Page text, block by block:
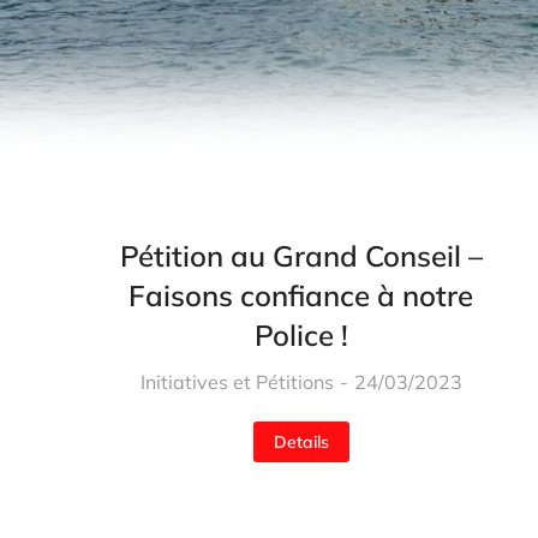
Pétition au Grand Conseil –
Faisons confiance à notre
Police !
Initiatives et Pétitions 24/03/2023
Details